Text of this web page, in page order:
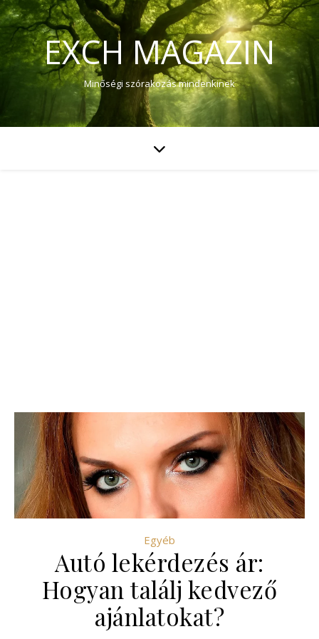
EXCH MAGAZIN
Minőségi szórakozás mindenkinek
Egyéb
Autó lekérdezés ár:
Hogyan találj kedvező
ajánlatokat?